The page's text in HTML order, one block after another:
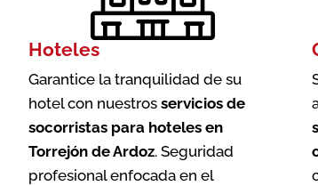
Hoteles
Garantice la tranquilidad de su
hotel con nuestrosservicios de
socorristas para hoteles en
Torrejón de Ardoz. Seguridad
profesional enfocada en el